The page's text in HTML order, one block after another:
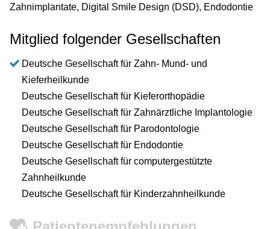
Zahnimplantate, Digital Smile Design (DSD), Endodontie
Mitglied folgender Gesellschaften
Deutsche Gesellschaft für Zahn- Mund- und
Kieferheilkunde
Deutsche Gesellschaft für Kieferorthopädie
Deutsche Gesellschaft für Zahnärztliche Implantologie
Deutsche Gesellschaft für Parodontologie
Deutsche Gesellschaft für Endodontie
Deutsche Gesellschaft für computergestützte
Zahnheilkunde
Deutsche Gesellschaft für Kinderzahnheilkunde